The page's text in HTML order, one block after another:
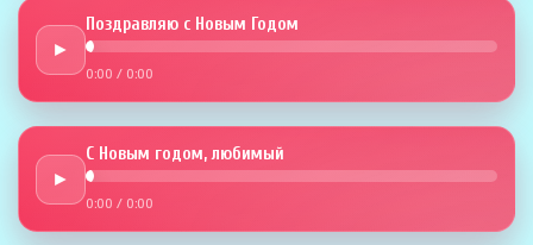
►
Поздравляю с Новым Годом
0:00 / 0:00
►
С Новым годом, любимый
0:00 / 0:00